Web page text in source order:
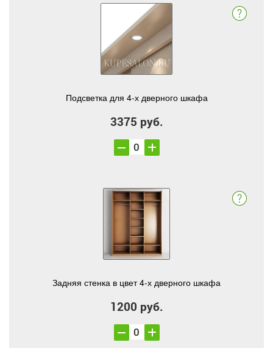
Подсветка для 4-х дверного шкафа
3375 руб.
Задняя стенка в цвет 4-х дверного шкафа
1200 руб.